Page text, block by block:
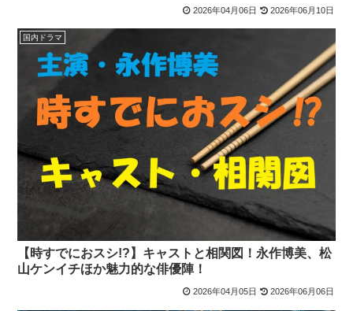
2026年04月06日 2026年06月10日
国内ドラマ
【時すでにおスシ!?】キャストと相関図！永作博美、松
山ケンイチほか魅力的な俳優陣！
2026年04月05日 2026年06月06日